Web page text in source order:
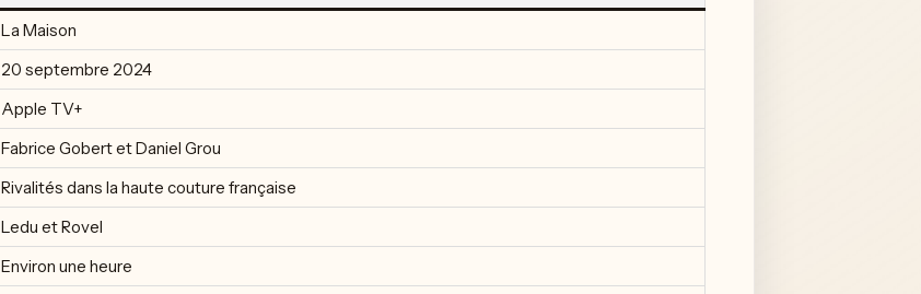
La Maison
20 septembre 2024
Apple TV+
Fabrice Gobert et Daniel Grou
Rivalités dans la haute couture française
Ledu et Rovel
Environ une heure